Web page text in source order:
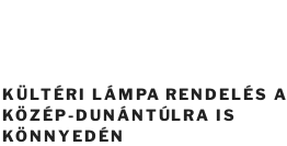
KÜLTÉRI LÁMPA RENDELÉS A
KÖZÉP-DUNÁNTÚLRA IS
KÖNNYEDÉN